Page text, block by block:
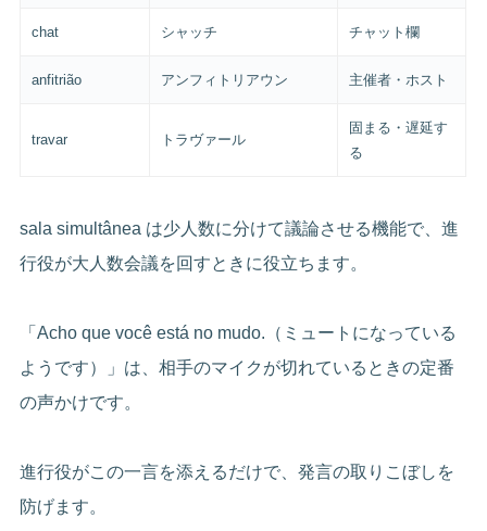
chat シャッチ チャット欄
anfitrião アンフィトリアウン 主催者・ホスト
travar トラヴァール
固まる・遅延す
る
sala simultânea は少人数に分けて議論させる機能で、進
行役が大人数会議を回すときに役立ちます。
「Acho que você está no mudo.（ミュートになっている
ようです）」は、相手のマイクが切れているときの定番
の声かけです。
進行役がこの一言を添えるだけで、発言の取りこぼしを
防げます。